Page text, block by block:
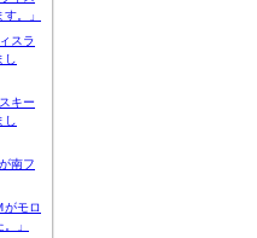
。」
スラ
し
キー
し
南フ
がモロ
」